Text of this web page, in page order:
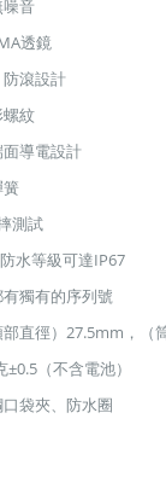
音
透鏡
滾設計
紋
導電設計
測試
水等級可達IP67
獨有的序列號
部直徑）27.5mm，（
±0.5（不含電池）
袋夾、防水圈